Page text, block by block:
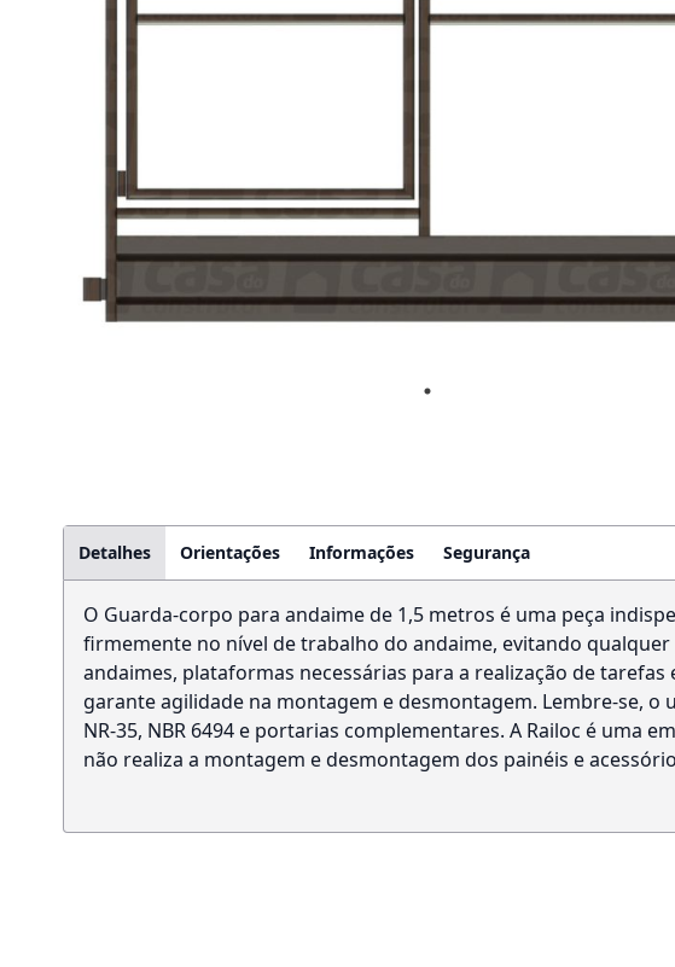
Detalhes Orientações Informações Segurança
O Guarda-corpo para andaime de 1,5 metros é uma peça
firmemente no nível de trabalho do andaime, evitando
andaimes, plataformas necessárias para a realização de
garante agilidade na montagem e desmontagem. Lembre-se, o
NR-35, NBR 6494 e portarias complementares. A Railoc é uma
não realiza a montagem e desmontagem dos painéis e